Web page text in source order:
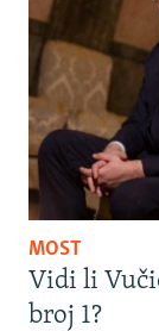
MOST
Vidi li
broj 1?